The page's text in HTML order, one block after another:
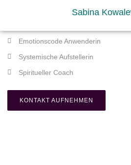
Sabina
Emotionscode Anwenderin
Systemische Aufstellerin
Spiritueller Coach
KONTAKT AUFNEHMEN